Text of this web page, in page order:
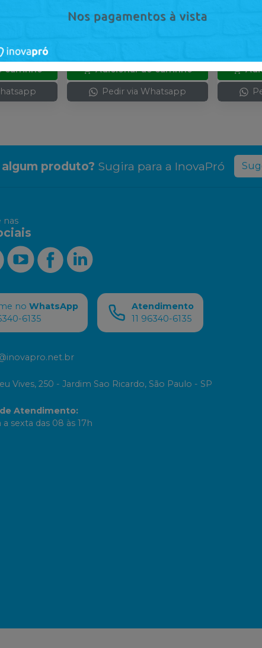
carrinho Adicionar ao carrinho
Pedir via Whatsapp
produto? Sugira para a InovaPró
nas
no WhatsApp
6135
Atendimento
11 96340-6135
Vives, 250 - Jardim Sao Ricardo, São Paulo - SP
Atendimento:
sexta das 08 às 17h